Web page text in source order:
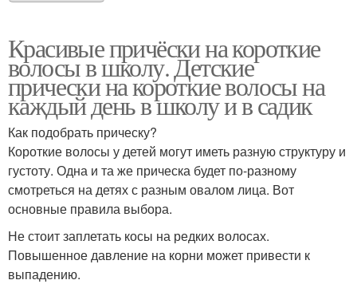
Красивые причёски на короткие
волосы в школу. Детские
прически на короткие волосы на
каждый день в школу и в садик
Как подобрать прическу?
Короткие волосы у детей могут иметь разную структуру и
густоту. Одна и та же прическа будет по-разному
смотреться на детях с разным овалом лица. Вот
основные правила выбора.
Не стоит заплетать косы на редких волосах.
Повышенное давление на корни может привести к
выпадению.